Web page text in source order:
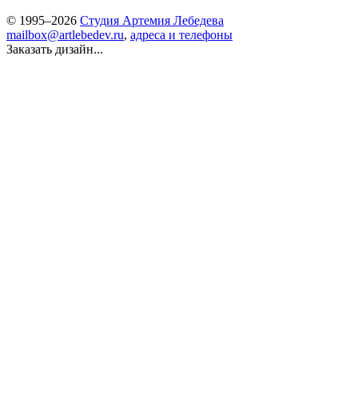
© 1995–2026 Студия Артемия Лебедева
mailbox@artlebedev.ru, адреса и телефоны
Заказать дизайн...